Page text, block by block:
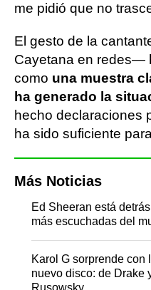
me pidió que no
El gesto de la
Cayetana en redes—
como una muestra
ha generado la
hecho declaraciones
ha sido suficiente
Más Noticias
Ed Sheeran está
más escuchadas del
Karol G sorprende con
nuevo disco: de Drake
Rusowsky